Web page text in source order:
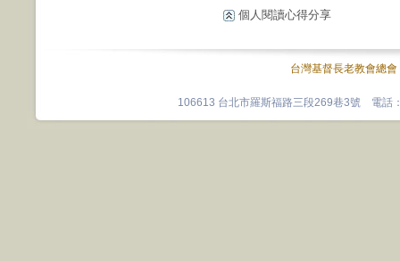
個人閱讀心得分享
台灣基督長老教會總會
106613 台北市羅斯福路三段269巷3號 電